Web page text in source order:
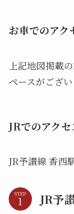
お車でのアク
上記地図掲載
ペースがござ
JRでのアクセ
JR予讃線 香西
STEP JR予